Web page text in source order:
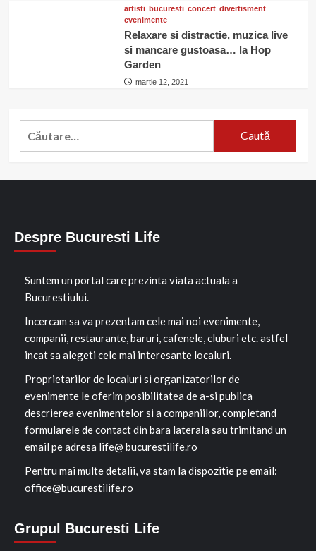
artisti bucuresti concert divertisment
evenimente
Relaxare si distractie, muzica live
si mancare gustoasa… la Hop
Garden
martie 12, 2021
Despre Bucuresti Life
Suntem un portal care prezinta viata actuala a
Bucurestiului.
Incercam sa va prezentam cele mai noi evenimente,
companii, restaurante, baruri, cafenele, cluburi etc. astfel
incat sa alegeti cele mai interesante localuri.
Proprietarilor de localuri si organizatorilor de
evenimente le oferim posibilitatea de a-si publica
descrierea evenimentelor si a companiilor, completand
formularele de contact din bara laterala sau trimitand un
email pe adresa life@ bucurestilife.ro
Pentru mai multe detalii, va stam la dispozitie pe email:
office@bucurestilife.ro
Grupul Bucuresti Life